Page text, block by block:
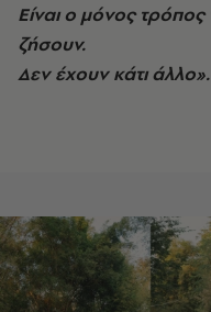
Είναι ο μόνος
ζήσουν.
Δεν έχουν κάτι άλλο».